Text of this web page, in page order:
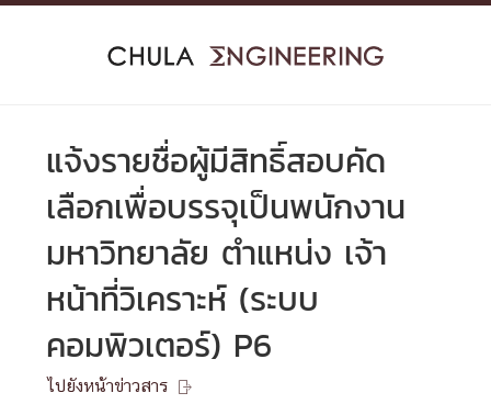
Skip
แจ้งรายชื่อผู้มีสิทธิ์สอบคัด
เลือกเพื่อบรรจุเป็นพนักงาน
มหาวิทยาลัย ตำแหน่ง เจ้า
หน้าที่วิเคราะห์ (ระบบ
คอมพิวเตอร์) P6
ไปยังหน้าข่าวสาร 